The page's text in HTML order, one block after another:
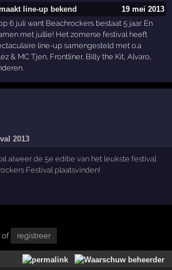
line-up bekend
19 mei 2013
6 juli want Beachrockers bestaat 5 jaar. En
met jullie! Het zomerse festival heeft
line-up samengesteld met o.a
& MC Tjen, Frontliner, Billy the Kit, Alvaro,
2013
alweer de 5e editie van het leukste festival
Festival plaatsvinden!
of registreer